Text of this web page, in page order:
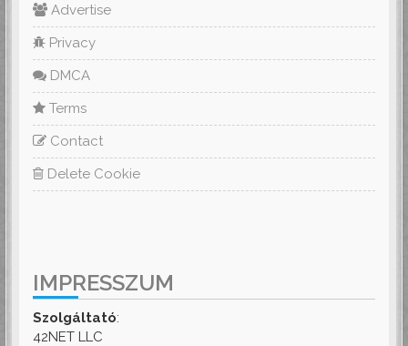
Advertise
Privacy
DMCA
Terms
Contact
Delete Cookie
IMPRESSZUM
Szolgáltató:
42NET LLC